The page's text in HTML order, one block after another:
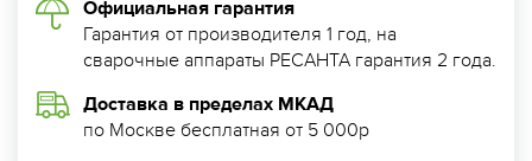
Официальная гарантия
Гарантия от производителя 1 год, на
сварочные аппараты РЕСАНТА гарантия 2 года.
Доставка в пределах МКАД
по Москве бесплатная от 5 000р